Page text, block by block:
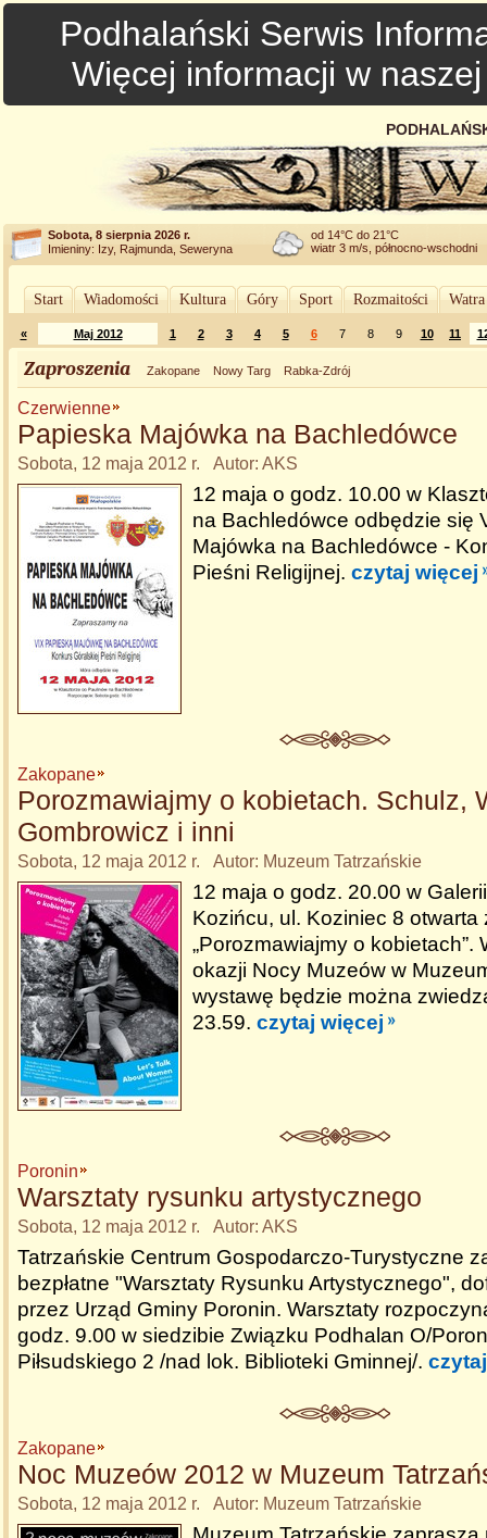
Podhalański Serwis
Więcej informacji w
Sobota, 8 sierpnia 2026 r.
Imieniny: Izy, Rajmunda, Seweryna
od 14°C do 21°C
wiatr 3 m/s, północno-wschodni
Start Wiadomości Kultura Góry Sport Rozmaitości
« Maj 2012 1 2 3 4 5 6 7 8 9 10 11
Zaproszenia Zakopane Nowy Targ Rabka-Zdrój
Czerwienne
Papieska Majówka na Bachledówce
Sobota, 12 maja 2012 r. Autor: AKS
12 maja o godz. 10.00 w
na Bachledówce odbędzie się
Majówka na Bachledówce -
Pieśni Religijnej. czytaj więcej
Zakopane
Porozmawiajmy o kobietach. Schulz,
Gombrowicz i inni
Sobota, 12 maja 2012 r. Autor: Muzeum Tatrzańskie
12 maja o godz. 20.00 w
Kozińcu, ul. Koziniec 8
„Porozmawiajmy o kobietach”.
okazji Nocy Muzeów w
wystawę będzie można
23.59. czytaj więcej
Poronin
Warsztaty rysunku artystycznego
Sobota, 12 maja 2012 r. Autor: AKS
Tatrzańskie Centrum Gospodarczo-Turystyczne
bezpłatne "Warsztaty Rysunku Artystycznego",
przez Urząd Gminy Poronin. Warsztaty
godz. 9.00 w siedzibie Związku Podhalan O/
Piłsudskiego 2 /nad lok. Biblioteki Gminnej/.
Zakopane
Noc Muzeów 2012 w Muzeum
Sobota, 12 maja 2012 r. Autor: Muzeum Tatrzańskie